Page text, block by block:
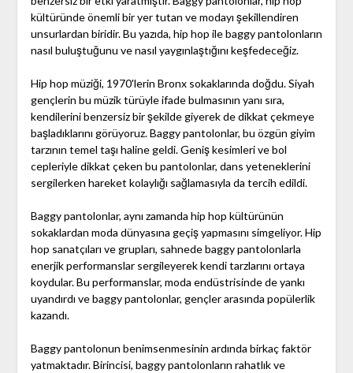
kültüründe önemli bir yer tutan ve modayı şekillendiren
unsurlardan biridir. Bu yazıda, hip hop ile baggy pantolonların
nasıl buluştuğunu ve nasıl yaygınlaştığını keşfedeceğiz.
Hip hop müziği, 1970'lerin Bronx sokaklarında doğdu. Siyah
gençlerin bu müzik türüyle ifade bulmasının yanı sıra,
kendilerini benzersiz bir şekilde giyerek de dikkat çekmeye
başladıklarını görüyoruz. Baggy pantolonlar, bu özgün giyim
tarzının temel taşı haline geldi. Geniş kesimleri ve bol
cepleriyle dikkat çeken bu pantolonlar, dans yeteneklerini
sergilerken hareket kolaylığı sağlamasıyla da tercih edildi.
Baggy pantolonlar, aynı zamanda hip hop kültürünün
sokaklardan moda dünyasına geçiş yapmasını simgeliyor. Hip
hop sanatçıları ve grupları, sahnede baggy pantolonlarla
enerjik performanslar sergileyerek kendi tarzlarını ortaya
koydular. Bu performanslar, moda endüstrisinde de yankı
uyandırdı ve baggy pantolonlar, gençler arasında popülerlik
kazandı.
Baggy pantolonun benimsenmesinin ardında birkaç faktör
yatmaktadır. Birincisi, baggy pantolonların rahatlık ve